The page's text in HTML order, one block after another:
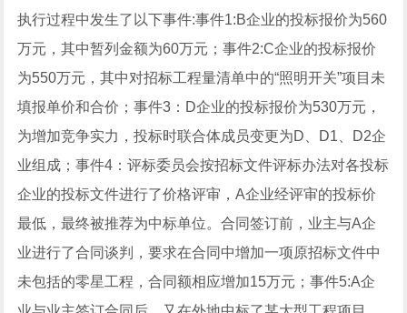
执行过程中发生了以下事件:事件1:B企业的投标报价为560
万元，其中暂列金额为60万元；事件2:C企业的投标报价
为550万元，其中对招标工程量清单中的“照明开关”项目未
填报单价和合价；事件3：D企业的投标报价为530万元，
为增加竞争实力，投标时联合体成员变更为D、D1、D2企
业组成；事件4：评标委员会按招标文件评标办法对各投标
企业的投标文件进行了价格评审，A企业经评审的投标价
最低，最终被推荐为中标单位。合同签订前，业主与A企
业进行了合同谈判，要求在合同中增加一项原招标文件中
未包括的零星工程，合同额相应增加15万元；事件5:A企